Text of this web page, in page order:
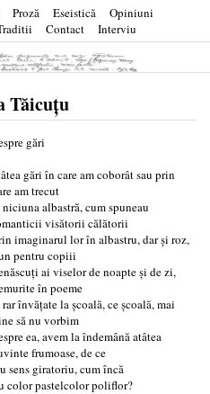
Proză Eseistică
Opiniuni
Contact Interviu
Tăicuțu
gări
gări în care am coborât sau prin
am trecut
niciuna albastră, cum spuneau
visătorii călătorii
imaginarul lor în albastru, dar și roz,
pentru copiii
ai viselor de noapte și de zi,
în poeme
învățate la școală, ce școală, mai
să nu vorbim
ea, avem la îndemână atâtea
frumoase, de ce
sens giratoriu, cum încă
color pastelcolor poliflor?